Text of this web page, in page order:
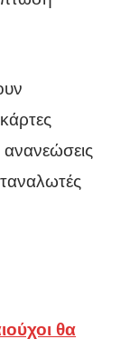
ανανεώσεις
θα